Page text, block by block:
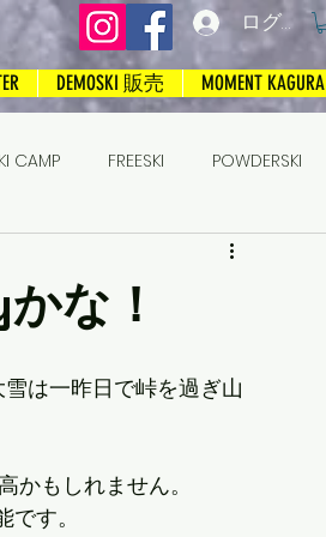
ログイン
DEMOSKI 販売 MOMENT KAGURA
CAMP FREESKI POWDERSKI
な！
は一昨日で峠を過ぎ山
かもしれません。
す。